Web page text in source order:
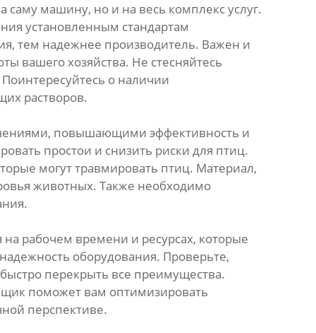
машину, но и на весь комплекс услуг.
установленным стандартам
тем надежнее производитель. Важен и
вашего хозяйства. Не стесняйтесь
о наличии
растворов.
повышающими эффективность и
простои и снизить риски для птиц.
могут травмировать птиц. Материал,
животных. Также необходимо
рабочем времени и ресурсах, которые
оборудования. Проверьте,
перекрыть все преимущества.
поможет вам оптимизировать
перспективе.